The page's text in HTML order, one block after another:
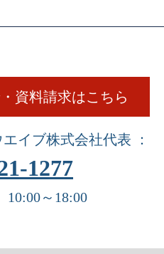
資料請求はこちら
イブ株式会社代表 ：
1277
10:00～18:00